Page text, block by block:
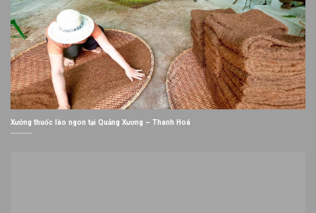
Xưởng thuốc lào ngon tại Quảng Xương – Thanh Hoá